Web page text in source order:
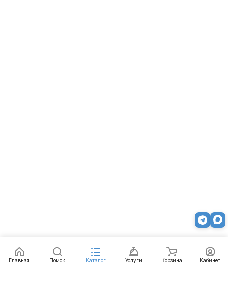
Главная Поиск Каталог Услуги Корзина Кабинет